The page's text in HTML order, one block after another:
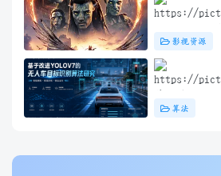
中英双字 夸
影视资源
法研究（问答
算法